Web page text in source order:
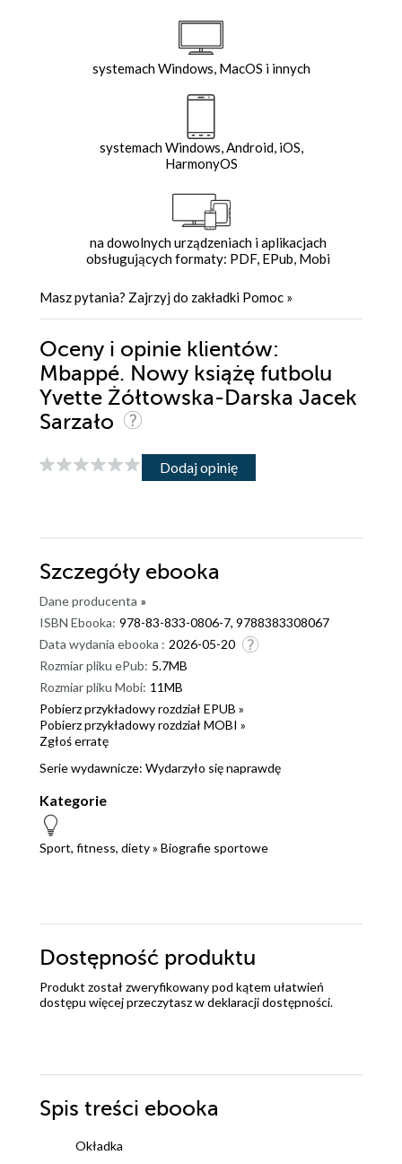
systemach Windows, MacOS i innych
systemach Windows, Android, iOS,
HarmonyOS
na dowolnych urządzeniach i aplikacjach
obsługujących formaty: PDF, EPub, Mobi
Masz pytania? Zajrzyj do zakładki Pomoc »
Oceny i opinie klientów:
Mbappé. Nowy książę futbolu
Yvette Żółtowska-Darska Jacek
Sarzało
Dodaj opinię
Szczegóły ebooka
Dane producenta »
ISBN Ebooka: 978-83-833-0806-7, 9788383308067
Data wydania ebooka : 2026-05-20
Rozmiar pliku ePub: 5.7MB
Rozmiar pliku Mobi: 11MB
Pobierz przykładowy rozdział EPUB »
Pobierz przykładowy rozdział MOBI »
Zgłoś erratę
Serie wydawnicze: Wydarzyło się naprawdę
Kategorie
Sport, fitness, diety» Biografie sportowe
Dostępność produktu
Produkt został zweryfikowany pod kątem ułatwień
dostępu więcej przeczytasz wdeklaracji dostępności.
Spis treści ebooka
Okładka